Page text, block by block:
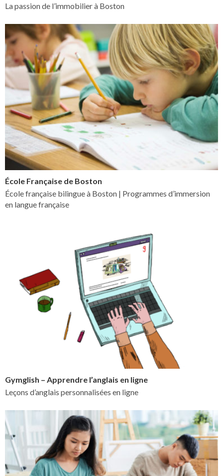
La passion de l’immobilier à Boston
École Française de Boston
École française bilingue à Boston | Programmes d’immersion
en langue française
Gymglish – Apprendre l’anglais en ligne
Leçons d’anglais personnalisées en ligne